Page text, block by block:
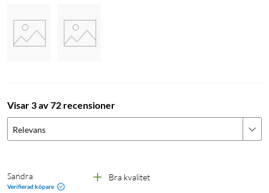
Enkel installation
Kameran installeras enkelt via medföljande magnetfäste och
Upplösning: 2K QHD 4MP (2560x1440)
Inbyggd högtalare och mikrofon
Visar 3 av 72 recensioner
Relevans
Sandra
Verifierad köpare
Bra kvalitet